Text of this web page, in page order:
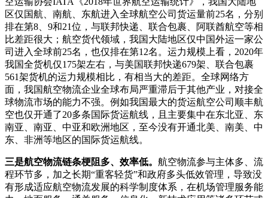
区仅国航、南航、东航进入全球航空公司货运量前25名，分别
排在第8、9和21位，与联邦快递、联合包裹、阿联酋航空等相
比差距很大；航空货代领域，我国大陆地区仅中国外运一家公
司进入全球前25名，也仅排在第12名。运力规模上看，2020年
我国全货机仅175架左右，与美国联邦快递679架、联合包裹
561架货机的运力规模相比，有相当大的差距。全球网络方
面，我国航空物流企业全球布局严重滞后于其他产业，对接全
球物流市场的能力不强。例如我国最大的货运航空公司顺丰航
空也仅开通了20多条国际货运航线，且主要集中在东北亚、东
南亚、南亚、中亚和欧洲地区，至今没有开通北美、南美、中
东、非洲等地区的国际货运航线。
三是航空物流链条梗阻多、效率低。 航空物流参与主体多、流
程环节多，加之长期“重客轻货”和政府多头低效管理，导致没
有形成适应航空物流发展的科学制度体系，在机场管理服务能